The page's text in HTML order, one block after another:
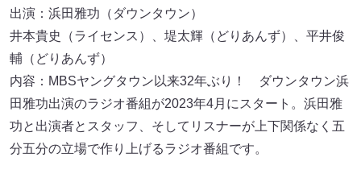
出演：浜田雅功（ダウンタウン）
井本貴史（ライセンス）、堤太輝（どりあんず）、平井俊
輔（どりあんず）
内容：MBSヤングタウン以来32年ぶり！ ダウンタウン浜
田雅功出演のラジオ番組が2023年4月にスタート。浜田雅
功と出演者とスタッフ、そしてリスナーが上下関係なく五
分五分の立場で作り上げるラジオ番組です。